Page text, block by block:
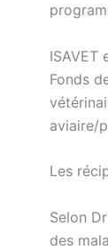
ISAVET
Fonds
aviaire/
Les
Selon
des